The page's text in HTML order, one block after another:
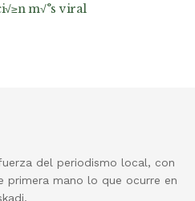
m√°s viral
del periodismo local, con
primera mano lo que ocurre en